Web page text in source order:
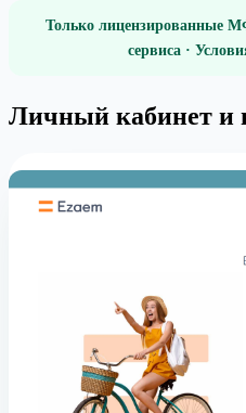
Только лицензированные
сервиса ·
Личный кабинет и